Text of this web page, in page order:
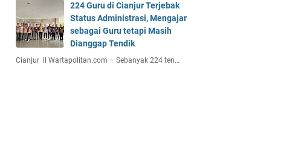
224 Guru di Cianjur Terjebak
Status Administrasi, Mengajar
sebagai Guru tetapi Masih
Dianggap Tendik
Cianjur ll Wartapolitan.com – Sebanyak 224 ten…